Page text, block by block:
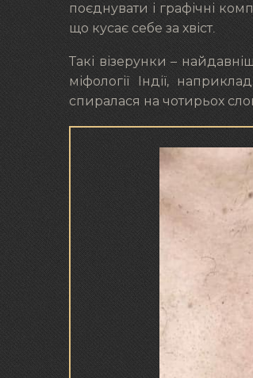
поєднувати і графічні
що кусає себе за хвіст.
Такі візерунки –
міфології Індії,
спиралася на чотирьох